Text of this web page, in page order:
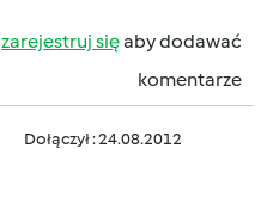
zarejestruj sięaby dodawać
komentarze
Dołączył : 24.08.2012